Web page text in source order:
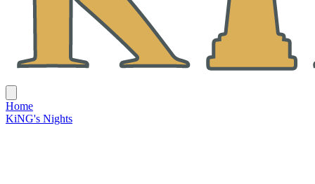
Home
KiNG's Nights